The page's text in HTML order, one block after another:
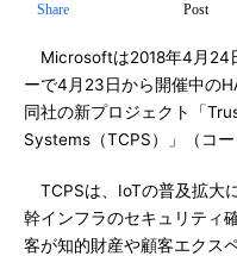
Share Post
Microsoftは2018年4月24
ーで4月23日から開催中の
同社の新プロジェクト「
Systems（TCPS）」（コ
TCPSは、IoTの普及拡大
幹インフラのセキュリティ
客が知的財産や顧客エクス